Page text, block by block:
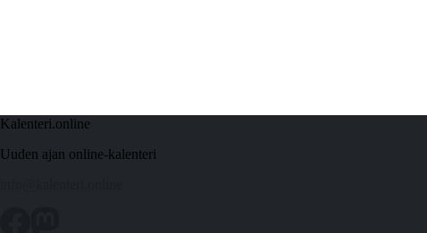
Kalenteri.online
Uuden ajan online-kalenteri